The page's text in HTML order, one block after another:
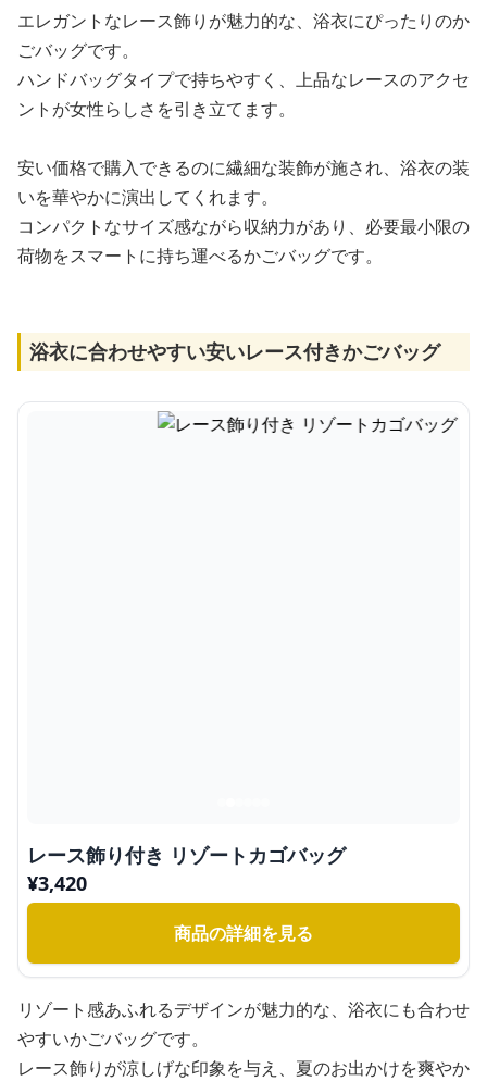
エレガントなレース飾りが魅力的な、浴衣にぴったりのか
ごバッグです。
ハンドバッグタイプで持ちやすく、上品なレースのアクセ
ントが女性らしさを引き立てます。
安い価格で購入できるのに繊細な装飾が施され、浴衣の装
いを華やかに演出してくれます。
コンパクトなサイズ感ながら収納力があり、必要最小限の
荷物をスマートに持ち運べるかごバッグです。
浴衣に合わせやすい安いレース付きかごバッグ
レース飾り付き リゾートカゴバッグ
¥3,420
商品の詳細を見る
リゾート感あふれるデザインが魅力的な、浴衣にも合わせ
やすいかごバッグです。
レース飾りが涼しげな印象を与え、夏のお出かけを爽やか